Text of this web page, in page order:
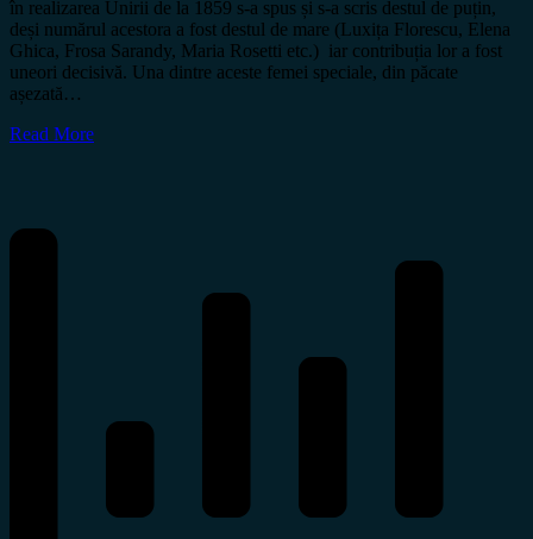
în realizarea Unirii de la 1859 s-a spus și s-a scris destul de puțin,
deși numărul acestora a fost destul de mare (Luxița Florescu, Elena
Ghica, Frosa Sarandy, Maria Rosetti etc.) iar contribuția lor a fost
uneori decisivă. Una dintre aceste femei speciale, din păcate
așezată…
Read More